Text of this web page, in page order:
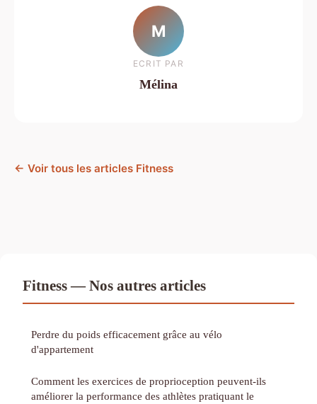
M
ECRIT PAR
Mélina
← Voir tous les articles Fitness
Fitness — Nos autres articles
Perdre du poids efficacement grâce au vélo
d'appartement
Comment les exercices de proprioception peuvent-ils
améliorer la performance des athlètes pratiquant le